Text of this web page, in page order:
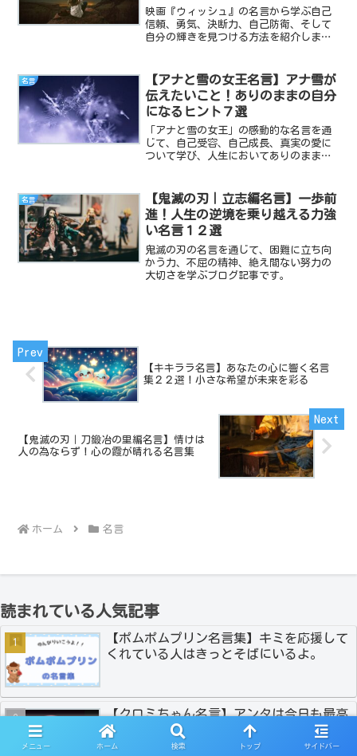
映画『ウィッシュ』の名言から学ぶ自己
信頼、勇気、決断力、自己防衛、そして
自分の輝きを見つける方法を紹介しま
ヒントを得ましょう。
名言
【アナと雪の女王名言】アナ雪が
伝えたいこと！ありのままの自分
になるヒント７選
「アナと雪の女王」の感動的な名言を通
じて、自己受容、自己成長、真実の愛に
ついて学び、人生においてありのままの
変化への道を探るための具体的なヒント
を探求しましょう。
名言
【鬼滅の刃｜立志編名言】一歩前
進！人生の逆境を乗り越える力強
い名言１２選
鬼滅の刃の名言を通じて、困難に立ち向
かう力、不屈の精神、絶え間ない努力の
大切さを学ぶブログ記事です。
【キキララ名言】あなたの心に響く名言
集２２選！小さな希望が未来を彩る
【鬼滅の刃｜刀鍛冶の里編名言】情けは
人の為ならず！心の霞が晴れる名言集
ホーム 名言
読まれている人気記事
【ポムポムプリン名言集】キミを応援して
くれている人はきっとそばにいるよ。
【クロミちゃん名言】アンタは今日も最高
さ！！
メニュー ホーム 検索 トップ サイドバー